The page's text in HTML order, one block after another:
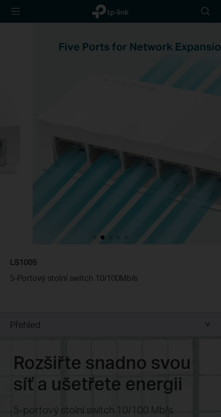
TP-Link,
Reliably
icon
LS1005
5-Portový stolní switch 10/100Mb/s
Přehled
Rozšiřte snadno svou
síť a ušetřete energii
5-portový stolní switch 10/100 Mb/s